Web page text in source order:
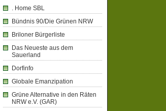
. Home SBL
Bündnis 90/Die Grünen NRW
Briloner Bürgerliste
Das Neueste aus dem
Sauerland
Dorfinfo
Globale Emanzipation
Grüne Alternative in den Räten
NRW e.V. (GAR)